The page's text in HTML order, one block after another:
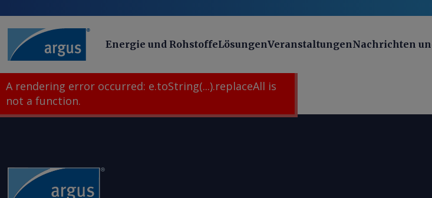
Energie und RohstoffeLösungenVeranstaltungenNachrichten
A rendering error occurred: e.toString(...).replaceAll is
not a function.